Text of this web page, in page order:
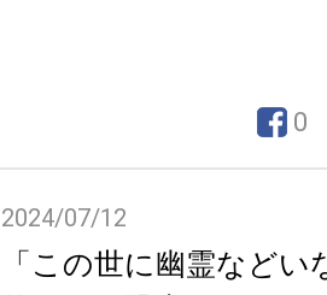
0
2024/07/12
「この世に幽霊など